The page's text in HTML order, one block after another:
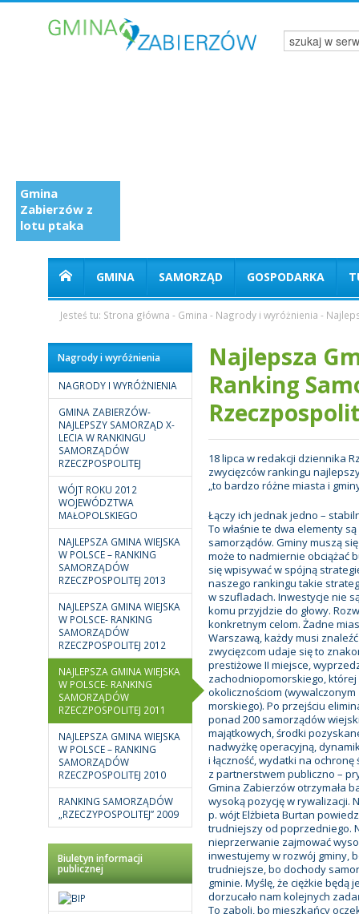
Gmina
Zabierzów z
lotu ptaka
GMINA SAMORZĄD GOSPODARKA
Jesteś tu: Strona główna - Gmina - Nagrody i wyróżnienia -
Nagrody i wyróżnienia
NAGRODY I WYRÓŻNIENIA
GMINA ZABIERZÓW-
NAJLEPSZY SAMORZĄD X-
LECIA W RANKINGU
SAMORZĄDÓW
RZECZPOSPOLITEJ
WÓJT ROKU 2012
WOJEWÓDZTWA
MAŁOPOLSKIEGO
NAJLEPSZA GMINA WIEJSKA
W POLSCE – RANKING
SAMORZĄDÓW
RZECZPOSPOLITEJ 2013
NAJLEPSZA GMINA WIEJSKA
W POLSCE- RANKING
SAMORZĄDÓW
RZECZPOSPOLITEJ 2012
NAJLEPSZA GMINA WIEJSKA
W POLSCE- RANKING
SAMORZĄDÓW
RZECZPOSPOLITEJ 2011
NAJLEPSZA GMINA WIEJSKA
W POLSCE – RANKING
SAMORZĄDÓW
RZECZPOSPOLITEJ 2010
RANKING SAMORZĄDÓW
„RZECZYPOSPOLITEJ” 2009
Biuletyn informacji
publicznej
Najlepsza
Ranking
18 lipca w redakcji dziennika
zwycięzców rankingu
„to bardzo różne miasta i
Łączy ich jednak jedno –
To właśnie te dwa elementy
samorządów. Gminy muszą
może to nadmiernie obciążać
się wpisywać w spójną
naszego rankingu takie
w szufladach. Inwestycje nie
komu przyjdzie do głowy.
konkretnym celom. Żadne
Warszawą, każdy musi
zwycięzcom udaje się to
prestiżowe II miejsce,
zachodniopomorskiego, której
okolicznościom (wywalczonym
morskiego). Po przejściu
ponad 200 samorządów
majątkowych, środki
nadwyżkę operacyjną,
i łączność, wydatki na
z partnerstwem publiczno –
Gmina Zabierzów otrzymała
wysoką pozycję w rywalizacji.
p. wójt Elżbieta Burtan
trudniejszy od poprzedniego.
nieprzerwanie zajmować
inwestujemy w rozwój gminy,
trudniejsze, bo dochody
gminie. Myślę, że ciężkie
dorzucało nam kolejnych
To zaboli, bo mieszkańcy